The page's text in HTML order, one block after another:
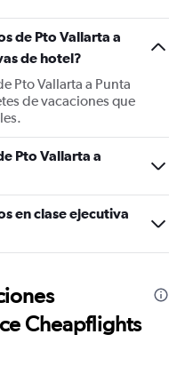
de Pto Vallarta a
de hotel?
Pto Vallarta a Punta
de vacaciones que
Pto Vallarta a
en clase ejecutiva
Cheapflights